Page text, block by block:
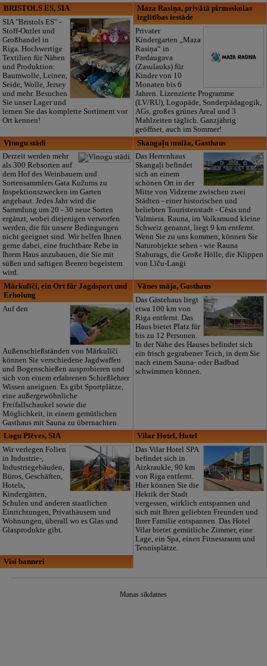
BRISTOLS ES, SIA
SIA "Bristols ES" -
Stoff-Outlet und
Großhandel in
Riga. Hochwertige
Textilien für Nähen
und Produktion:
Baumwolle, Leinen,
Seide, Wolle, Jersey
und mehr. Besuchen
Sie unser Lager und
lernen Sie das komplette Sortiment vor
Ort kennen!
Maza Rasiņa, privātā pirmsskolas
izglītības iestāde
Privater
Kindergarten „Maza
Rasiņa“ in
Pardaugava
(Zasulauks) für
Kinder von 10
Monaten bis 6
Jahren. Lizenzierte Programme
(LV/RU), Logopäde, Sonderpädagogik,
AGs, großes grünes Areal und 3
Mahlzeiten täglich. Ganzjährig
geöffnet, auch im Sommer!
Vīnogu stādi
Derzeit werden mehr
als 300 Rebsorten auf
dem Hof des Weinbauern und
Sortensammlers Gata Kužums zu
Inspektionszwecken im Garten
angebaut. Jedes Jahr wird die
Sammlung um 20 - 30 neue Sorten
ergänzt, wobei diejenigen verworfen
werden, die für unsere Bedingungen
nicht geeignet sind. Wir helfen Ihnen
gerne dabei, eine fruchtbare Rebe in
Ihrem Haus anzubauen, die Sie mit
süßen und saftigen Beeren begeistern
wird.
Skangaļu muiža, Gasthaus
Das Herrenhaus
Skangaļi befindet
sich an einem
schönen Ort in der
Mitte von Vidzeme zwischen zwei
Städten - einer historischen und
beliebten Touristenstadt - Cēsis und
Valmiera. Rauna, im Volksmund kleine
Schweiz genannt, liegt 9 km entfernt.
Wenn Sie zu uns kommen, können Sie
Naturobjekte sehen - wie Rauna
Staburags, die Große Hölle, die Klippen
von Līču-Lanģi
Mārkulīči, ein Ort für Jagdsport und
Erholung
Auf den
Außenschießständen von Mārkulīči
können Sie verschiedene Jagdwaffen
und Bogenschießen ausprobieren und
sich von einem erfahrenen Schießlehrer
Wissen aneignen. Es gibt Sportplätze,
eine außergewöhnliche
Freifallschaukel sowie die
Möglichkeit, in einem gemütlichen
Gasthaus mit Sauna zu übernachten.
Vānes māja, Gasthaus
Das Gästehaus liegt
etwa 100 km von
Riga entfernt. Das
Haus bietet Platz für
bis zu 12 Personen.
In der Nähe des Hauses befindet sich
ein frisch gegrabener Teich, in dem Sie
nach einem Sauna- oder Badbad
schwimmen können.
Logu Plēves, SIA
Wir verlegen Folien
in Industrie-,
Industriegebäuden,
Büros, Geschäften,
Hotels,
Kindergärten,
Schulen und anderen staatlichen
Einrichtungen, Privathäusern und
Wohnungen, überall wo es Glas und
Glasprodukte gibt.
Vilar Hotel, Hotel
Das Vilar Hotel SPA
befindet sich in
Aizkraukle, 90 km
von Riga entfernt.
Hier können Sie die
Hektik der Stadt
vergessen, wirklich entspannen und
sich mit Ihren geliebten Freunden und
Ihrer Familie entspannen. Das Hotel
Vilar bietet gemütliche Zimmer, eine
Lage, ein Spa, einen Fitnessraum und
Tennisplätze.
Visi banneri
Manas sīkdatnes